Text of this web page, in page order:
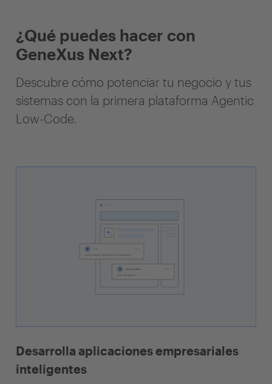
¿Qué puedes hacer con
GeneXus Next?
Descubre cómo potenciar tu negocio y tus
sistemas con la primera plataforma Agentic
Low-Code.
Desarrolla aplicaciones empresariales
inteligentes